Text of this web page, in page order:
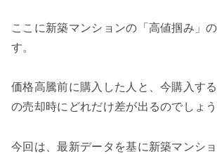
ここに新築マンションの「高値掴み」
す。
価格高騰前に購入した人と、今購入す
の売却時にどれだけ差が出るのでしょう
今回は、最新データを基に新築マンシ